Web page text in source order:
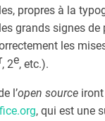
propres à la
grands signes de
les
, 2e, etc.).
l’open sourceiront
, qui est une